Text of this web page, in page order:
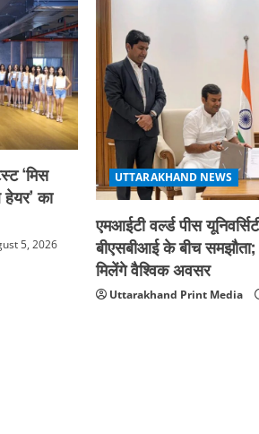
‘मिस
का
5, 2026
UTTARAKHAND NEWS
एमआईटी वर्ल्ड पीस
बीएसबीआई के बीच समझौता;
मिलेंगे वैश्विक अवसर
Uttarakhand Print Media